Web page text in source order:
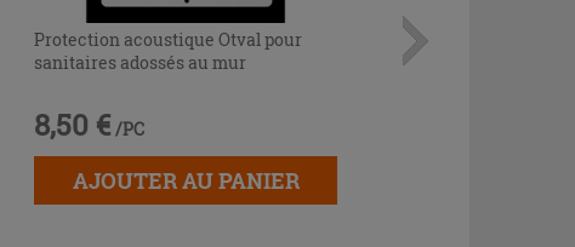
Protection acoustique Otval pour
sanitaires adossés au mur
8,50 € /PC
AJOUTER AU PANIER